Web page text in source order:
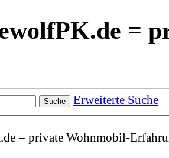
=
Suche Erweiterte Suche
= private Wohnmobil-